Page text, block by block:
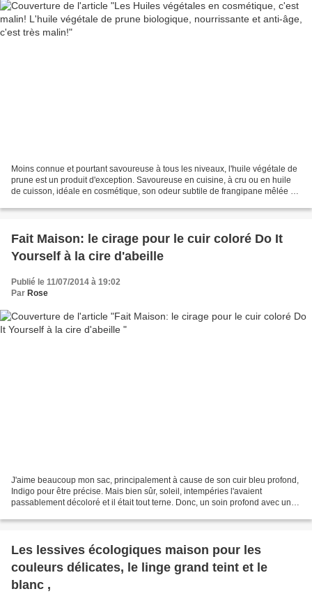
Moins connue et pourtant savoureuse à tous les niveaux, l'huile végétale de
prune est un produit d'exception. Savoureuse en cuisine, à cru ou en huile
de cuisson, idéale en cosmétique, son odeur subtile de frangipane mêlée à
Fait Maison: le cirage pour le cuir coloré Do It
Yourself à la cire d'abeille
Publié le 11/07/2014 à 19:02
Par Rose
J'aime beaucoup mon sac, principalement à cause de son cuir bleu profond,
Indigo pour être précise. Mais bien sûr, soleil, intempéries l'avaient
passablement décoloré et il était tout terne. Donc, un soin profond avec un
Les lessives écologiques maison pour les
couleurs délicates, le linge grand teint et le
blanc ,